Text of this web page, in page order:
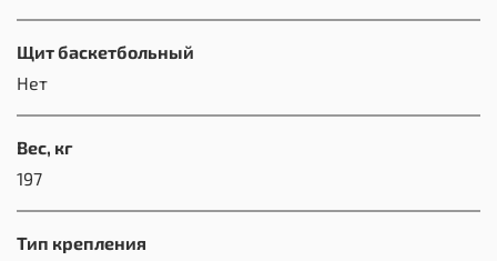
Щит баскетбольный
Нет
Вес, кг
197
Тип крепления